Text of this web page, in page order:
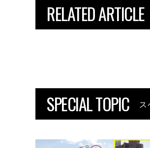
RELATED ARTICLE
SPECIAL TOPIC ス